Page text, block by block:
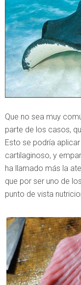
Que no sea muy
parte de los casos,
Esto se podría
cartilaginoso, y
ha llamado más la
que por ser uno de
punto de vista